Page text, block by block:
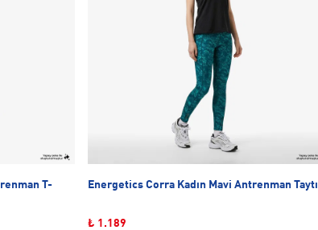
T-
Energetics Corra Kadın Mavi Antrenman Taytı
₺ 1.189